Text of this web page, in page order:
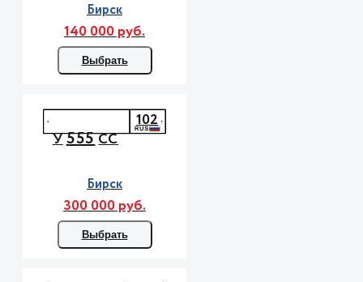
Бирск
140 000 руб.
Выбрать
У555СС
102
Бирск
300 000 руб.
Выбрать